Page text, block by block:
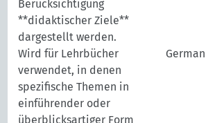
Berücksichtigung
**didaktischer Ziele**
dargestellt werden.
Wird für Lehrbücher
verwendet, in denen
spezifische Themen in
einführender oder
überblicksartiger Form
German